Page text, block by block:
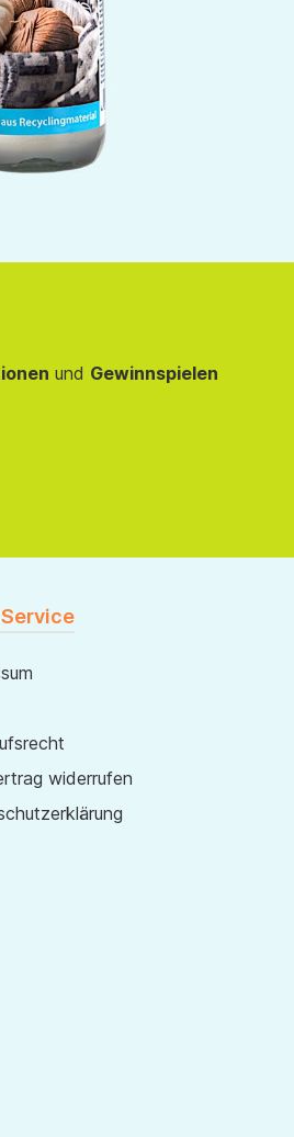
und Gewinnspielen
widerrufen